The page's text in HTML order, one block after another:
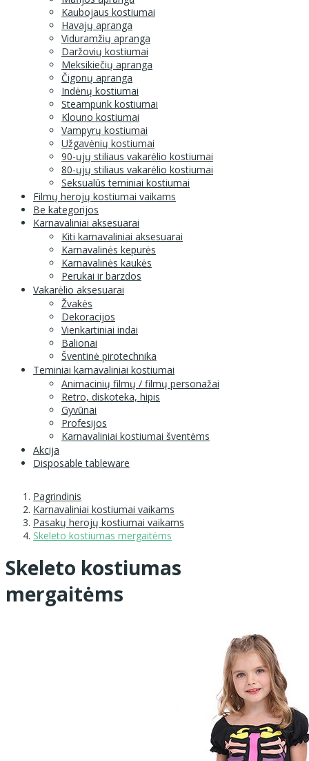
Kaubojaus kostiumai
Havajų apranga
Viduramžių apranga
Daržovių kostiumai
Meksikiečių apranga
Čigonų apranga
Indėnų kostiumai
Steampunk kostiumai
Klouno kostiumai
Vampyrų kostiumai
Užgavėnių kostiumai
90-ųjų stiliaus vakarėlio kostiumai
80-ųjų stiliaus vakarėlio kostiumai
Seksualūs teminiai kostiumai
Filmų herojų kostiumai vaikams
Be kategorijos
Karnavaliniai aksesuarai
Kiti karnavaliniai aksesuarai
Karnavalinės kepurės
Karnavalinės kaukės
Perukai ir barzdos
Vakarėlio aksesuarai
Žvakės
Dekoracijos
Vienkartiniai indai
Balionai
Šventinė pirotechnika
Teminiai karnavaliniai kostiumai
Animacinių filmų / filmų personažai
Retro, diskoteka, hipis
Gyvūnai
Profesijos
Karnavaliniai kostiumai šventėms
Akcija
Disposable tableware
Pagrindinis
Karnavaliniai kostiumai vaikams
Pasakų herojų kostiumai vaikams
Skeleto kostiumas mergaitėms
Skeleto kostiumas
mergaitėms